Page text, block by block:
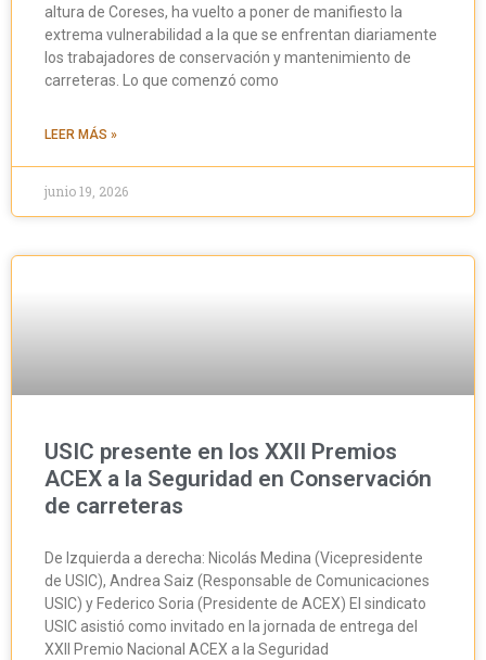
altura de Coreses, ha vuelto a poner de manifiesto la
extrema vulnerabilidad a la que se enfrentan diariamente
los trabajadores de conservación y mantenimiento de
carreteras. Lo que comenzó como
LEER MÁS »
junio 19, 2026
USIC presente en los XXII Premios
ACEX a la Seguridad en Conservación
de carreteras
De Izquierda a derecha: Nicolás Medina (Vicepresidente
de USIC), Andrea Saiz (Responsable de Comunicaciones
USIC) y Federico Soria (Presidente de ACEX) El sindicato
USIC asistió como invitado en la jornada de entrega del
XXII Premio Nacional ACEX a la Seguridad